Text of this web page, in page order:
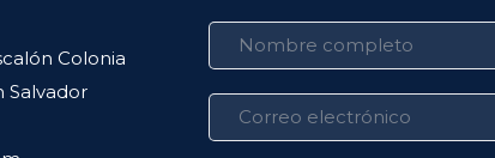
Colonia
Salvador